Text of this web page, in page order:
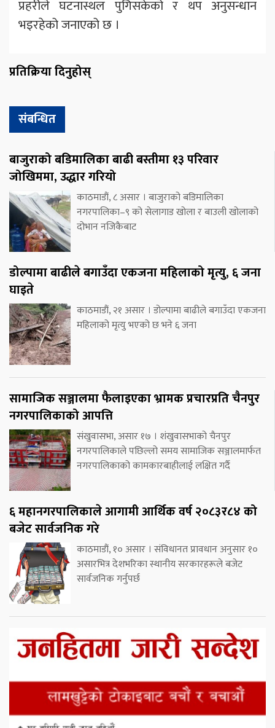
प्रहरीले घटनास्थल पुगिसकेको र थप अनुसन्धान
भइरहेको जनाएको छ ।
प्रतिक्रिया दिनुहोस्
संबन्धित
बाजुराको बडिमालिका बाढी बस्तीमा १३ परिवार
जोखिममा, उद्धार गरियो
काठमाडौं, ८ असार । बाजुराको बडिमालिका
नगरपालिका–९ को सेलागाड खोला र बाउली खोलाको
दोभान नजिकैबाट
डोल्पामा बाढीले बगाउँदा एकजना महिलाको मृत्यु, ६ जना
घाइते
काठमाडौं, २१ असार । डोल्पामा बाढीले बगाउँदा एकजना
महिलाको मृत्यु भएको छ भने ६ जना
सामाजिक सञ्जालमा फैलाइएका भ्रामक प्रचारप्रति चैनपुर
नगरपालिकाको आपत्ति
संखुवासभा, असार १७ । शंखुवासभाको चैनपुर
नगरपालिकाले पछिल्लो समय सामाजिक सञ्जालमार्फत
नगरपालिकाको कामकारबाहीलाई लक्षित गर्दै
६ महानगरपालिकाले आगामी आर्थिक वर्ष २०८३र८४ को
बजेट सार्वजनिक गरे
काठमाडौं, १० असार । संविधानत प्रावधान अनुसार १०
असारभित्र देशभरिका स्थानीय सरकारहरूले बजेट
सार्वजनिक गर्नुपर्छ